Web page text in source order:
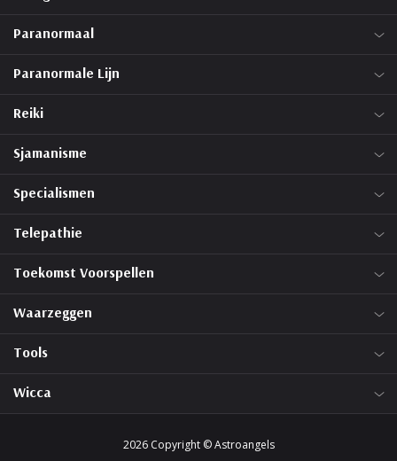
Paranormaal
Paranormale Lijn
Reiki
Sjamanisme
Specialismen
Telepathie
Toekomst Voorspellen
Waarzeggen
Tools
Wicca
2026 Copyright © Astroangels